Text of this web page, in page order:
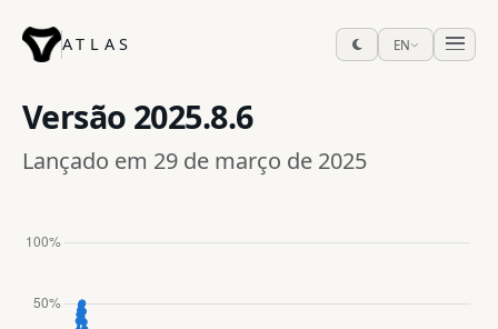
ATLAS EN
Versão 2025.8.6
Lançado em 29 de março de 2025